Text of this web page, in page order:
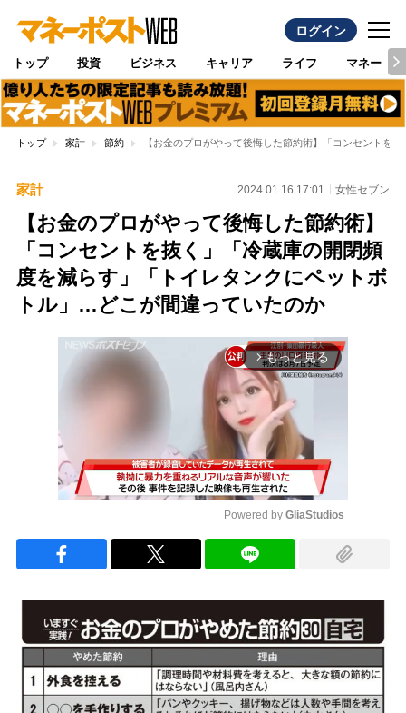
ログイン
トップ 投資 ビジネス キャリア ライフ マネー
トップ 家計 節約 【お金のプロがやって後悔した節約術】「コンセントを
家計 2024.01.16 17:01 女性セブン
【お金のプロがやって後悔した節約術】
「コンセントを抜く」「冷蔵庫の開閉頻
度を減らす」「トイレタンクにペットボ
トル」…どこが間違っていたのか
arrow_forward_ios もっと見る
Powered by GliaStudios